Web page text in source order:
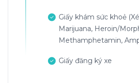
Giấy khám sức khoẻ
Marijuana, Heroin/
Methamphetamin,
Giấy đăng ký xe